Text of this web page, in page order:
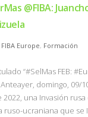
@FIBA:
FIBA Europe, Formación
“#SelMas FEB:
domingo, 09/
una Invasión
ucraniana que se